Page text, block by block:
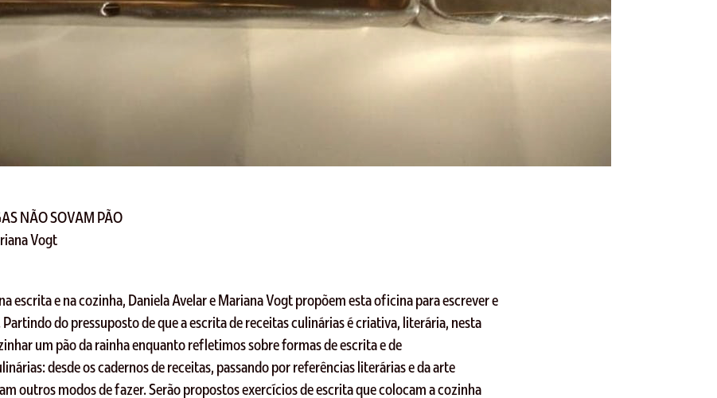
NÃO SOVAM PÃO
Vogt
escrita e na cozinha, Daniela Avelar e Mariana Vogt propõem esta oficina para escrever e
do pressuposto de que a escrita de receitas culinárias é criativa, literária, nesta
um pão da rainha enquanto refletimos sobre formas de escrita e de
desde os cadernos de receitas, passando por referências literárias e da arte
outros modos de fazer. Serão propostos exercícios de escrita que colocam a cozinha